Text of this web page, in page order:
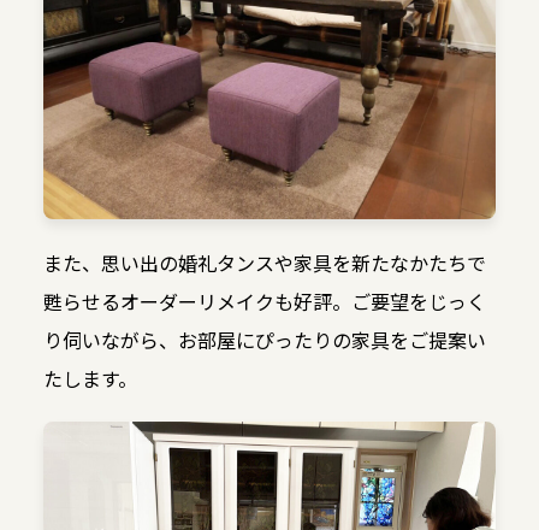
また、思い出の婚礼タンスや家具を新たなかたちで
甦らせるオーダーリメイクも好評。ご要望をじっく
り伺いながら、お部屋にぴったりの家具をご提案い
たします。